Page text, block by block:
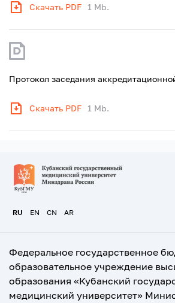
Скачать PDF 1 Mb.
Протокол заседания
Скачать PDF 1 Mb.
RU EN CN AR
Федеральное государственное
образовательное учреждение
образования «Кубанский
медицинский университет»